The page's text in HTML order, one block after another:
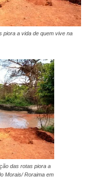
piora a vida de quem vive na
das rotas piora a
Morais/ Roraima em